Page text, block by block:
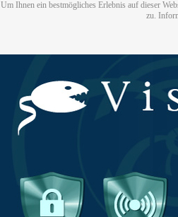
Um Ihnen ein bestmögliches Erlebnis auf dieser
zu.